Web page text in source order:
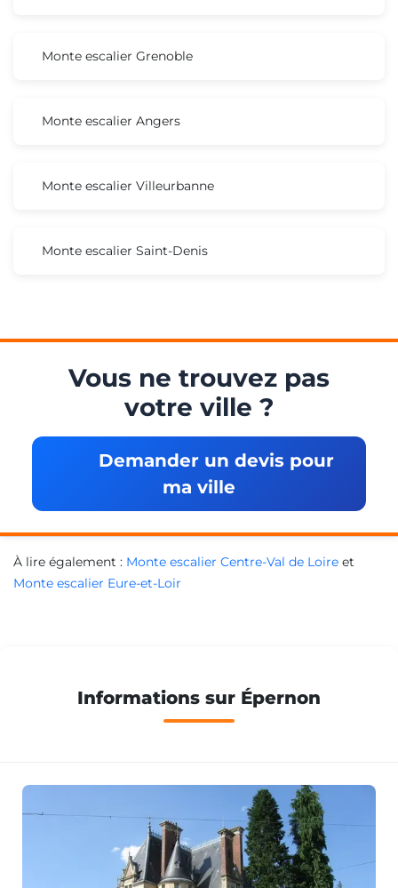
Monte escalier Grenoble
Monte escalier Angers
Monte escalier Villeurbanne
Monte escalier Saint-Denis
Vous ne trouvez pas
votre ville ?
Demander un devis pour
ma ville
À lire également : Monte escalier Centre-Val de Loire et
Monte escalier Eure-et-Loir
Informations sur Épernon